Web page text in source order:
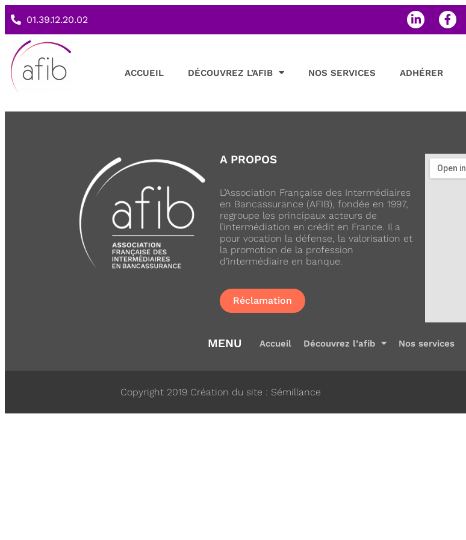
01.39.12.20.02
ACCUEIL DÉCOUVREZ L’AFIB NOS SERVICES ADHÉRER
A PROPOS
L’Association Française des Intermédiaires
en Bancassurance (AFIB), fondée en 1997,
regroupe les principaux acteurs de
l’intermédiation en crédit en France. Il a
pour vocation la défense, la valorisation et
la promotion de la profession
d’intermédiaire en banque.
Réclamation
MENU Accueil Découvrez l’afib Nos services
Copyright 2019 Création du site : Sémillance